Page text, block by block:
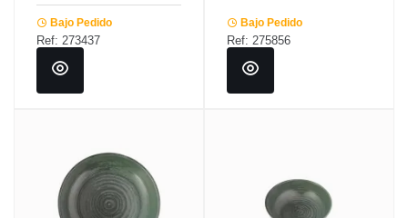
Bajo Pedido
Ref: 273437
Bajo Pedido
Ref: 275856